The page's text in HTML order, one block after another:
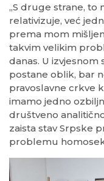
„S druge strane, to
relativizuje, već
prema mom
takvim velikim
danas. U
postane oblik, bar
pravoslavne crkve
imamo jedno
društveno
zaista stav Srpske
problemu